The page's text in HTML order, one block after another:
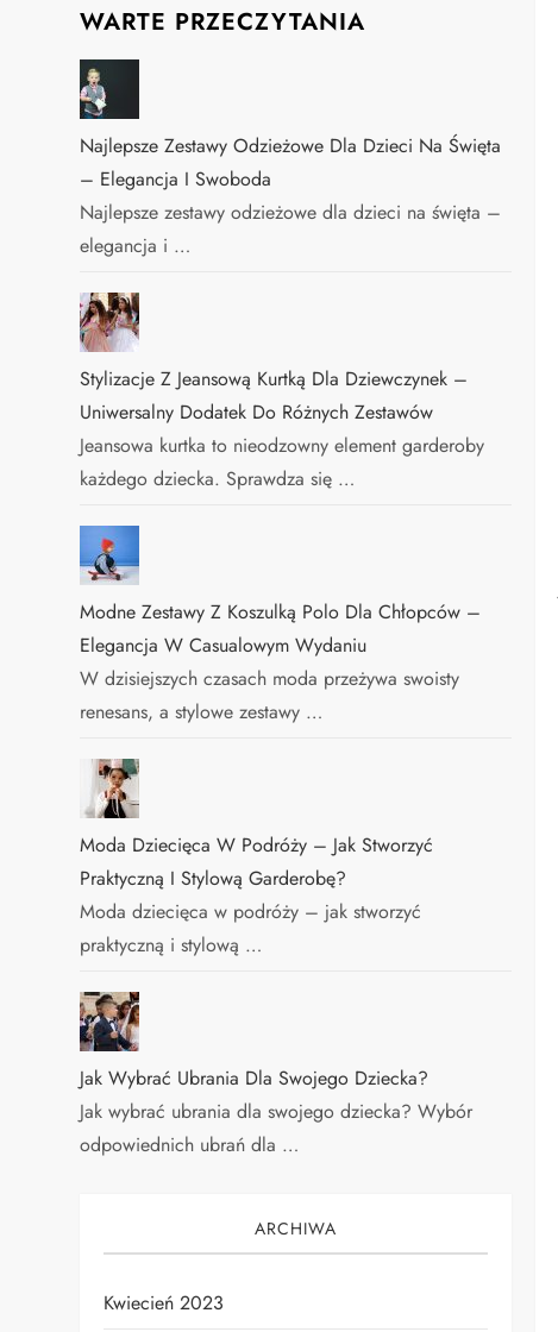
WARTE PRZECZYTANIA
Najlepsze Zestawy Odzieżowe Dla Dzieci Na Święta
– Elegancja I Swoboda
Najlepsze zestawy odzieżowe dla dzieci na święta –
elegancja i …
Stylizacje Z Jeansową Kurtką Dla Dziewczynek –
Uniwersalny Dodatek Do Różnych Zestawów
Jeansowa kurtka to nieodzowny element garderoby
każdego dziecka. Sprawdza się …
Modne Zestawy Z Koszulką Polo Dla Chłopców –
Elegancja W Casualowym Wydaniu
W dzisiejszych czasach moda przeżywa swoisty
renesans, a stylowe zestawy …
Moda Dziecięca W Podróży – Jak Stworzyć
Praktyczną I Stylową Garderobę?
Moda dziecięca w podróży – jak stworzyć
praktyczną i stylową …
Jak Wybrać Ubrania Dla Swojego Dziecka?
Jak wybrać ubrania dla swojego dziecka? Wybór
odpowiednich ubrań dla …
ARCHIWA
Kwiecień 2023